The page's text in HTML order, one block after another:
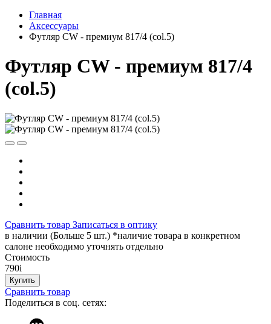
Главная
Аксессуары
Футляр CW - премиум 817/4 (col.5)
Футляр CW - премиум 817/4
(col.5)
Сравнить товар Записаться в оптику
в наличии (Больше 5 шт.) *наличие товара в конкретном
салоне необходимо уточнять отдельно
Стоимость
790i
Купить
Сравнить товар
Поделиться в соц. сетях: